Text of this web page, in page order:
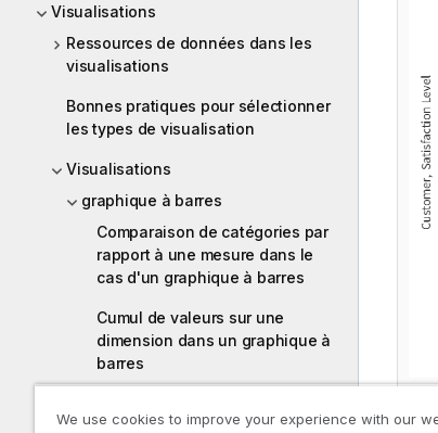
Visualisations
Ressources de données dans les
visualisations
Bonnes pratiques pour sélectionner
les types de visualisation
Visualisations
graphique à barres
Comparaison de catégories par
rapport à une mesure dans le
cas d'un graphique à barres
Cumul de valeurs sur une
dimension dans un graphique à
barres
point de référence dans un
We use cookies to improve your experience with our